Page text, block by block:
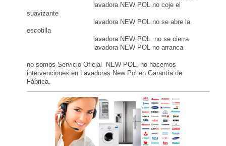
lavadora NEW POL no coje el
suavizante
lavadora NEW POL no se abre la
escotilla
lavadora NEW POL no se cierra
lavadora NEW POL no arranca
no somos Servicio Oficial NEW POL, no hacemos
intervenciones en Lavadoras New Pol en Garantía de
Fábrica.